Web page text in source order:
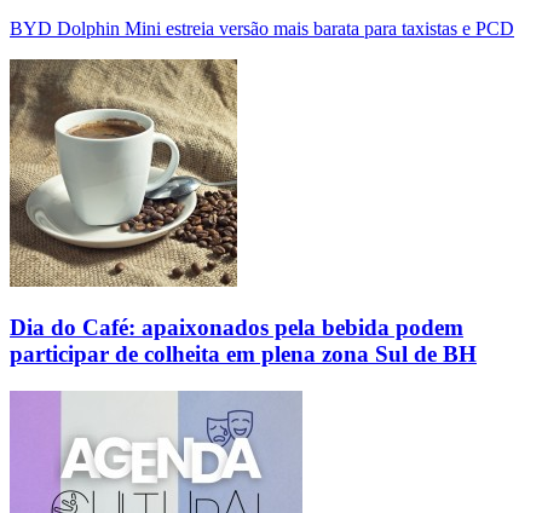
BYD Dolphin Mini estreia versão mais barata para taxistas e PCD
Dia do Café: apaixonados pela bebida podem
participar de colheita em plena zona Sul de BH